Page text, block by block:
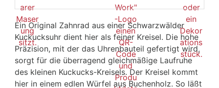
Ein Original Zahnrad aus einer Schwarzwälder
Kuckucksuhr dient hier als feiner Kreisel. Die hohe
Präzision, mit der das Uhrenbauteil gefertigt wird,
sorgt für die überragend gleichmäßige Laufruhe
des kleinen Kuckucks-Kreisels. Der Kreisel kommt
hier in einem edlen Würfel aus Buchenholz. So läßt